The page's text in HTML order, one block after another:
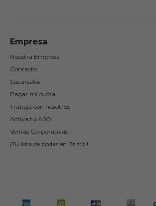
Empresa
Nuestra Empresa
Contacto
Sucursales
Pagar mi cuota
Trabaja con nosotros
Activa tu ASO
Ventas Corporativas
¡Tu lista de bodas en Bristol!